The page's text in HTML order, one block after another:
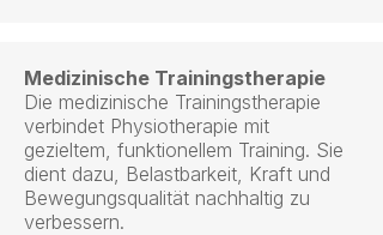
Medizinische Trainingstherapie
Die medizinische Trainingstherapie
verbindet Physiotherapie mit
gezieltem, funktionellem Training. Sie
dient dazu, Belastbarkeit, Kraft und
Bewegungsqualität nachhaltig zu
verbessern.